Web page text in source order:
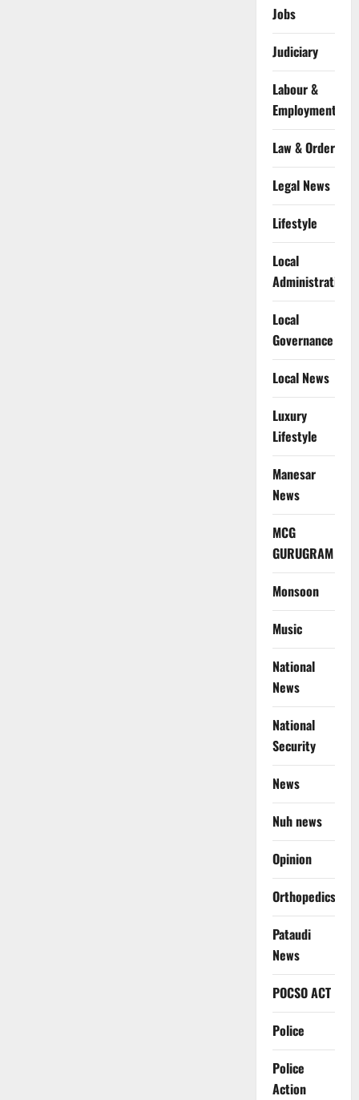
Jobs
Judiciary
Labour &
Employment
Law & Order
Legal News
Lifestyle
Local
Administration
Local
Governance
Local News
Luxury
Lifestyle
Manesar
News
MCG
GURUGRAM
Monsoon
Music
National
News
National
Security
News
Nuh news
Opinion
Orthopedics
Pataudi
News
POCSO ACT
Police
Police
Action